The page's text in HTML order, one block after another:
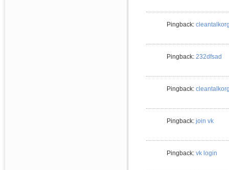
Pingback:
Pingback: 232dfsad
Pingback:
Pingback: join vk
Pingback: vk login